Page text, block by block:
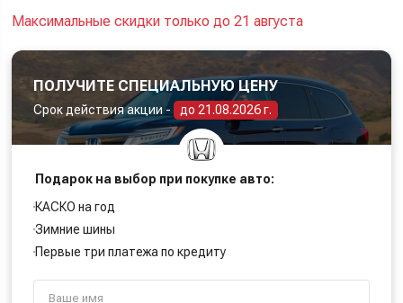
Максимальные скидки только до 21 августа
ПОЛУЧИТЕ СПЕЦИАЛЬНУЮ ЦЕНУ
Срок действия акции - до 21.08.2026 г.
Подарок на выбор при покупке авто:
КАСКО на год
Зимние шины
Первые три платежа по кредиту